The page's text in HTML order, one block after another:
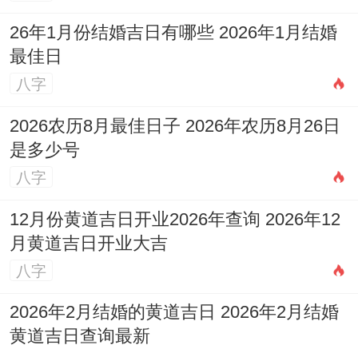
癸流年桃花运旺；戊己日出生的女孩，遇天
干甲乙流年桃花运旺；庚辛日出生的女孩，
孩，遇天干戊己流年桃花运旺。男士走财运
时桃花运旺，多女孩子追。甲乙日出生遇戊
壬癸流年庚辛日出生遇甲乙流年壬癸出生遇
流年丙丁，这种日干碰到的桃花运，多有亲
从八字时柱分析，子时（23时至01时）、卯
26年1月份结婚吉日有哪些 2026年1月结婚
最佳日
八字
2026农历8月最佳日子 2026年农历8月26日
是多少号
八字
12月份黄道吉日开业2026年查询 2026年12
月黄道吉日开业大吉
八字
2026年2月结婚的黄道吉日 2026年2月结婚
黄道吉日查询最新